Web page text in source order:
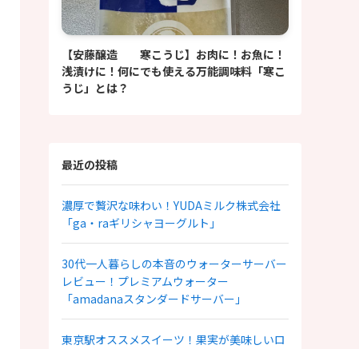
【安藤醸造 寒こうじ】お肉に！お魚に！
浅漬けに！何にでも使える万能調味料「寒こ
うじ」とは？
最近の投稿
濃厚で贅沢な味わい！YUDAミルク株式会社
「ga・raギリシャヨーグルト」
30代一人暮らしの本音のウォーターサーバー
レビュー！プレミアムウォーター
「amadanaスタンダードサーバー」
東京駅オススメスイーツ！果実が美味しいロ